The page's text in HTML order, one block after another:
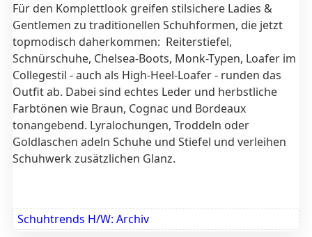
Für den Komplettlook greifen stilsichere Ladies &
Gentlemen zu traditionellen Schuhformen, die jetzt
topmodisch daherkommen: Reiterstiefel,
Schnürschuhe, Chelsea-Boots, Monk-Typen, Loafer im
Collegestil - auch als High-Heel-Loafer - runden das
Outfit ab. Dabei sind echtes Leder und herbstliche
Farbtönen wie Braun, Cognac und Bordeaux
tonangebend. Lyralochungen, Troddeln oder
Goldlaschen adeln Schuhe und Stiefel und verleihen
Schuhwerk zusätzlichen Glanz.
Schuhtrends H/W: Archiv